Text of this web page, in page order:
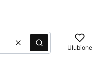
WyczyśćSzukaj Ulubione